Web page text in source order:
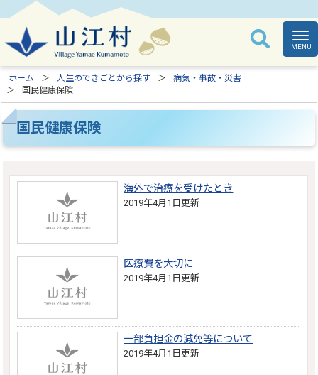
ホーム 人生のできごとから探す
病気・事故・災害
国民健康保険
国民健康保険
海外で治療を受けたとき
2019年4月1日更新
医療費を大切に
2019年4月1日更新
一部負担金の減免等について
2019年4月1日更新